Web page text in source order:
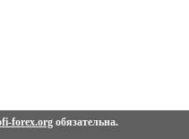
forex.orgобязательна.